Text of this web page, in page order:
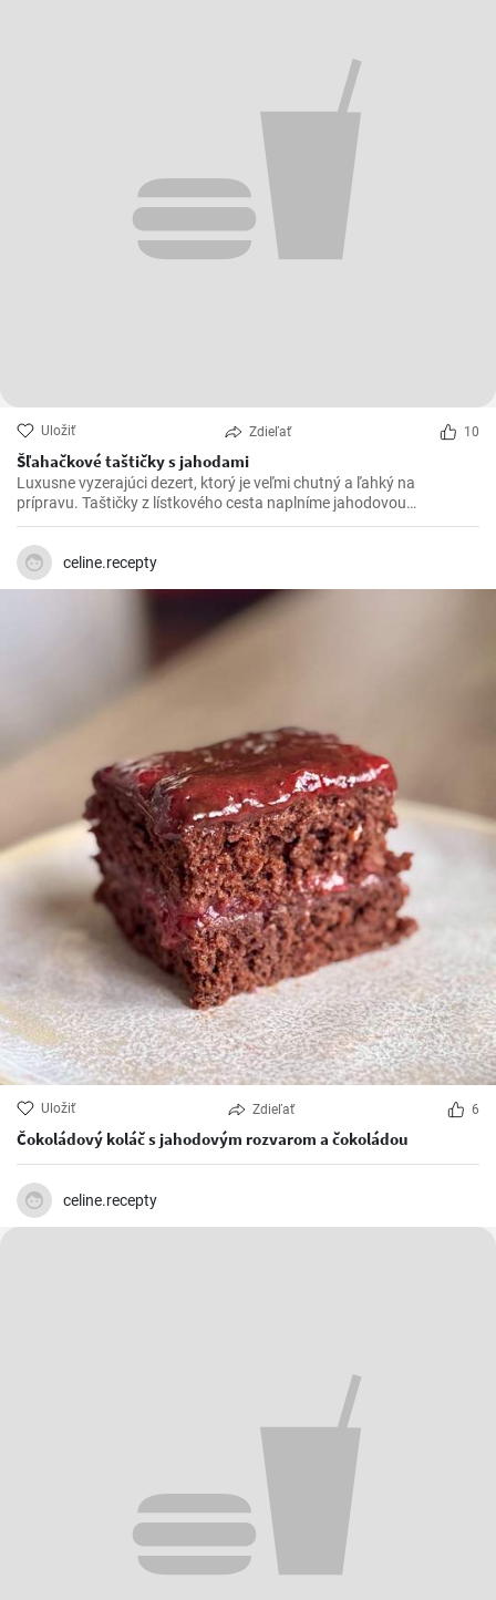
Uložiť Zdieľať 10
Šľahačkové taštičky s jahodami
Luxusne vyzerajúci dezert, ktorý je veľmi chutný a ľahký na
prípravu. Taštičky z lístkového cesta naplníme jahodovou
marmeládou, dokonale vyšľahanou šľahačkou a čerstvými
jahodami. Jemný a osviežujúci, presne na leto.
celine.recepty
Uložiť Zdieľať 6
Čokoládový koláč s jahodovým rozvarom a čokoládou
celine.recepty